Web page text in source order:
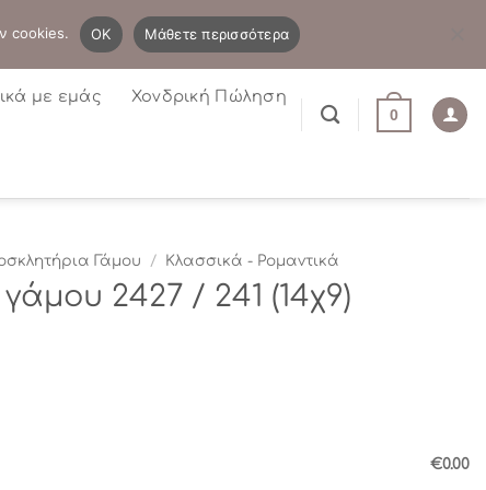
Η λίστα μου Newsletter
με εμάς Χονδρική Πώληση
0
Γάμου / Κλασσικά - Ρομαντικά
2427 / 241 (14χ9)
€0.00
cookies. OK Μάθετε περισσότερα